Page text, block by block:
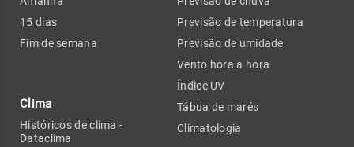
15 dias
Fim de semana
Clima
Históricos de clima -
Dataclima
Previsão de temperatura
Previsão de umidade
Vento hora a hora
Índice UV
Tábua de marés
Climatologia